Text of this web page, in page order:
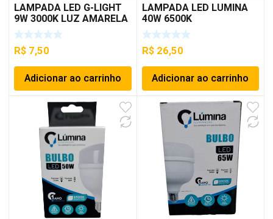
LAMPADA LED G-LIGHT
9W 3000K LUZ AMARELA
R$ 7,50
Adicionar ao carrinho
LAMPADA LED LUMINA
40W 6500K
R$26,50
Adicionar ao carrinho